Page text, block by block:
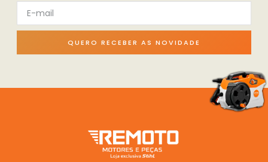
QUERO RECEBER AS NOVIDADE